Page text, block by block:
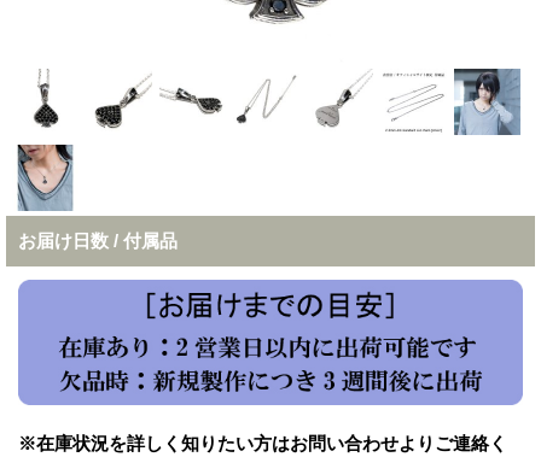
お届け日数 / 付属品
※在庫状況を詳しく知りたい方はお問い合わせよりご連絡く